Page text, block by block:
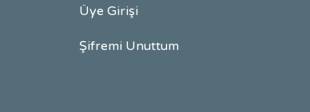
Üye Girişi
Şifremi Unuttum